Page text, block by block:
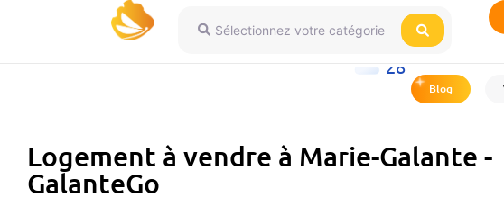
Sélectionnez votre catégorie
Search
28
Blog
Logement à vendre à Marie-Galante -
GalanteGo